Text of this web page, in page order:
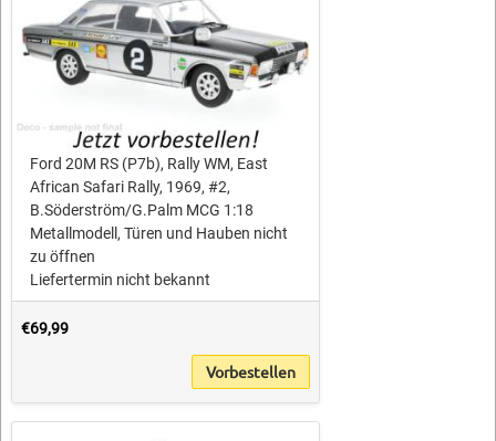
Ford 20M RS (P7b), Rally WM, East
African Safari Rally, 1969, #2,
B.Söderström/G.Palm MCG 1:18
Metallmodell, Türen und Hauben nicht
zu öffnen
Liefertermin nicht bekannt
€69,99
Vorbestellen